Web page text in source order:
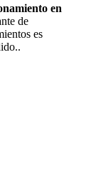
en
de
es